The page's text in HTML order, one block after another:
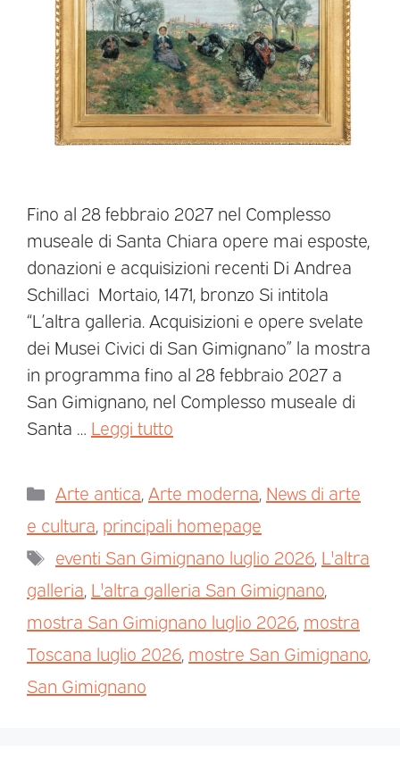
Fino al 28 febbraio 2027 nel Complesso
museale di Santa Chiara opere mai esposte,
donazioni e acquisizioni recenti Di Andrea
Schillaci Mortaio, 1471, bronzo Si intitola
“L’altra galleria. Acquisizioni e opere svelate
dei Musei Civici di San Gimignano” la mostra
in programma fino al 28 febbraio 2027 a
San Gimignano, nel Complesso museale di
Santa … Leggi tutto
Arte antica Arte moderna News di arte
e cultura principali homepage
eventi San Gimignano luglio 2026 L'altra
galleria L'altra galleria San Gimignano
mostra San Gimignano luglio 2026 mostra
Toscana luglio 2026 mostre San Gimignano
San Gimignano